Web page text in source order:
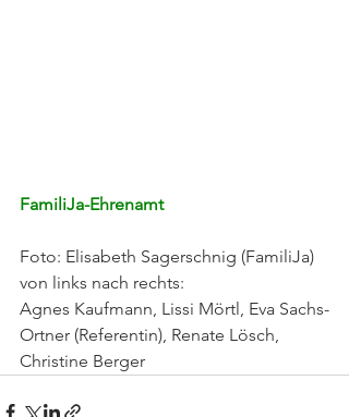
FamiliJa-Ehrenamt
Foto: Elisabeth Sagerschnig (FamiliJa)
von links nach rechts:
Agnes Kaufmann, Lissi Mörtl, Eva Sachs-
Ortner (Referentin), Renate Lösch,
Christine Berger